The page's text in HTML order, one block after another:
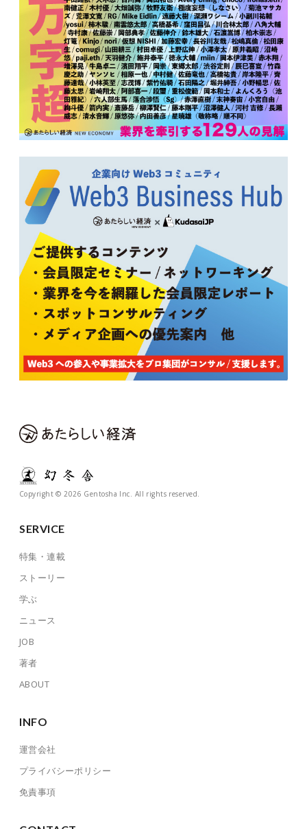
Copyright © 2026 Gentosha Inc. All rights reserved.
SERVICE
特集・連載
ストーリー
学ぶ
ニュース
JOB
著者
ABOUT
INFO
運営会社
プライバシーポリシー
免責事項